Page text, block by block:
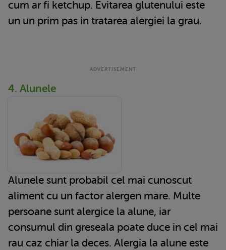
cum ar fi ketchup. Evitarea glutenului este
un un prim pas in tratarea alergiei la grau.
4. Alunele
Alunele sunt probabil cel mai cunoscut
aliment cu un factor alergen mare. Multe
persoane sunt alergice la alune, iar
consumul din greseala poate duce in cel mai
rau caz chiar la deces. Alergia la alune este